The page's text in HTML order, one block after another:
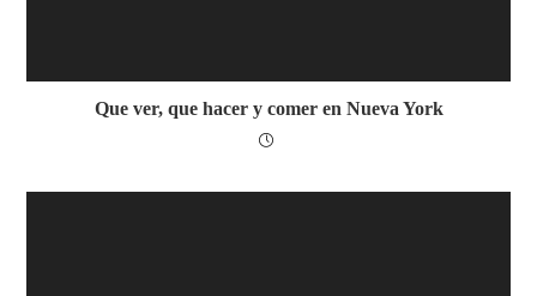
Que ver, que hacer y comer en Nueva York